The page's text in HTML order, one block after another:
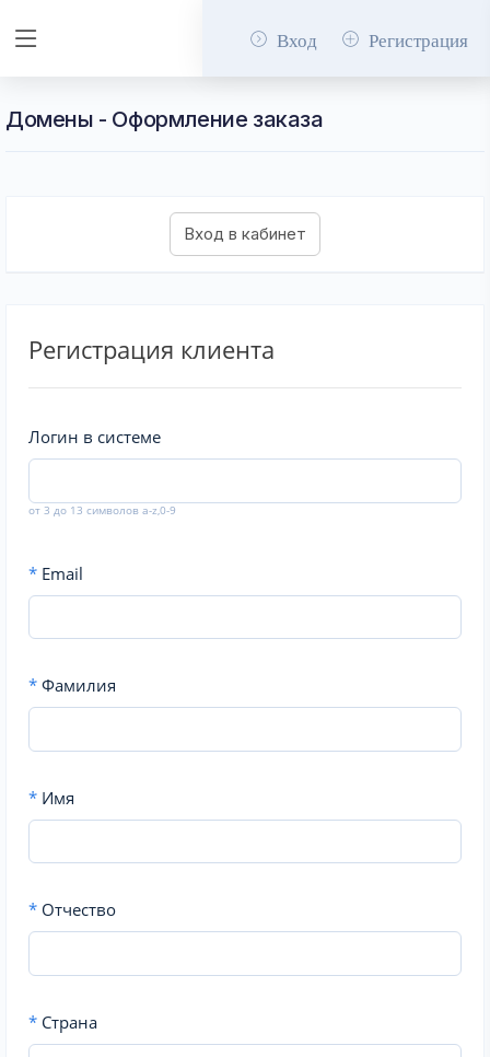
Вход Регистрация
Домены - Оформление заказа
Регистрация клиента
Логин в системе
от 3 до 13 символов a-z,0-9
* Email
* Фамилия
* Имя
* Отчество
* Страна